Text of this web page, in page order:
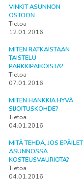
VINKIT ASUNNON
OSTOON
Tietoa
12.01.2016
MITEN RATKAISTAAN
TAISTELU
PARKKIPAIKOISTA?
Tietoa
07.01.2016
MITEN HANKKIA HYVÄ
SIJOITUSKOHDE?
Tietoa
04.01.2016
MITÄ TEHDÄ, JOS EPÄILET
ASUNNOSSA
KOSTEUSVAURIOTA?
Tietoa
04.01.2016